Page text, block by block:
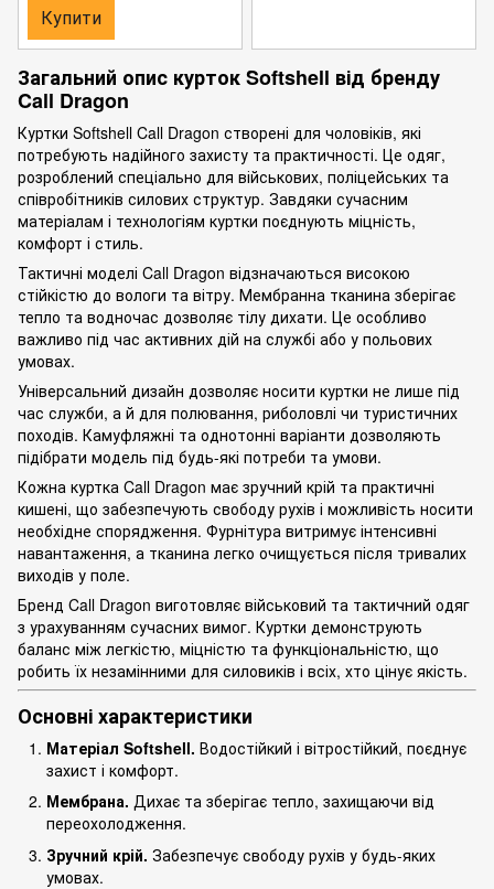
Купити
Загальний опис курток Softshell від бренду
Call Dragon
Куртки Softshell Call Dragon створені для чоловіків, які
потребують надійного захисту та практичності. Це одяг,
розроблений спеціально для військових, поліцейських та
співробітників силових структур. Завдяки сучасним
матеріалам і технологіям куртки поєднують міцність,
комфорт і стиль.
Тактичні моделі Call Dragon відзначаються високою
стійкістю до вологи та вітру. Мембранна тканина зберігає
тепло та водночас дозволяє тілу дихати. Це особливо
важливо під час активних дій на службі або у польових
умовах.
Універсальний дизайн дозволяє носити куртки не лише під
час служби, а й для полювання, риболовлі чи туристичних
походів. Камуфляжні та однотонні варіанти дозволяють
підібрати модель під будь-які потреби та умови.
Кожна куртка Call Dragon має зручний крій та практичні
кишені, що забезпечують свободу рухів і можливість носити
необхідне спорядження. Фурнітура витримує інтенсивні
навантаження, а тканина легко очищується після тривалих
виходів у поле.
Бренд Call Dragon виготовляє військовий та тактичний одяг
з урахуванням сучасних вимог. Куртки демонструють
баланс між легкістю, міцністю та функціональністю, що
робить їх незамінними для силовиків і всіх, хто цінує якість.
Основні характеристики
Матеріал Softshell. Водостійкий і вітростійкий, поєднує
захист і комфорт.
Мембрана. Дихає та зберігає тепло, захищаючи від
переохолодження.
Зручний крій. Забезпечує свободу рухів у будь-яких
умовах.